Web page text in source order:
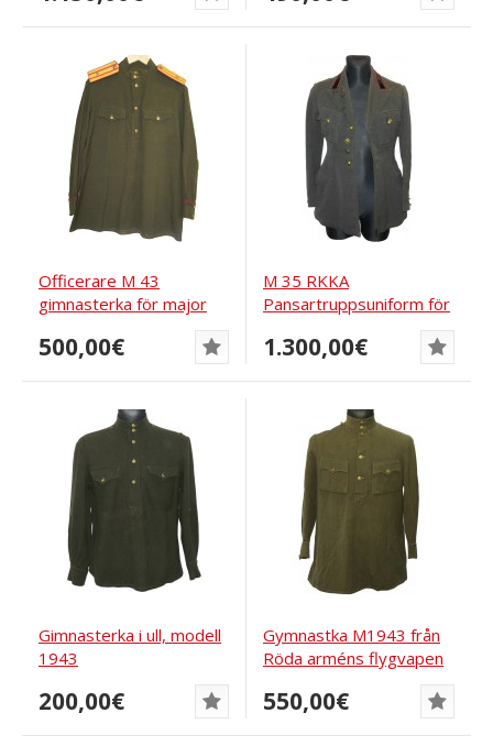
Officerare M 43
gimnasterka för major
500,00€
M 35 RKKA
Pansartruppsuniform för
1.300,00€
Gimnasterka i ull, modell
1943
200,00€
Gymnastka M1943 från
Röda arméns flygvapen
550,00€